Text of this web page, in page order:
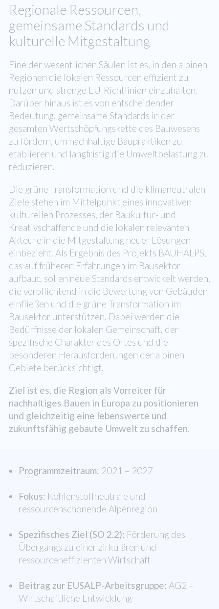
Regionale Ressourcen,
gemeinsame Standards und
kulturelle Mitgestaltung
Eine der wesentlichen Säulen ist es, in den alpinen
Regionen die lokalen Ressourcen effizient zu
nutzen und strenge EU-Richtlinien einzuhalten.
Darüber hinaus ist es von entscheidender
Bedeutung, gemeinsame Standards in der
gesamten Wertschöpfungskette des Bauwesens
zu fördern, um nachhaltige Baupraktiken zu
etablieren und langfristig die Umweltbelastung zu
reduzieren.
Die grüne Transformation und die klimaneutralen
Ziele stehen im Mittelpunkt eines innovativen
kulturellen Prozesses, der Baukultur- und
Kreativschaffende und die lokalen relevanten
Akteure in die Mitgestaltung neuer Lösungen
einbezieht. Als Ergebnis des Projekts BAUHALPS,
das auf früheren Erfahrungen im Bausektor
aufbaut, sollen neue Standards entwickelt werden,
die verpflichtend in die Bewertung von Gebäuden
einfließen und die grüne Transformation im
Bausektor unterstützen. Dabei werden die
Bedürfnisse der lokalen Gemeinschaft, der
spezifische Charakter des Ortes und die
besonderen Herausforderungen der alpinen
Gebiete berücksichtigt.
Ziel ist es, die Region als Vorreiter für
nachhaltiges Bauen in Europa zu positionieren
und gleichzeitig eine lebenswerte und
zukunftsfähig gebaute Umwelt zu schaffen.
Programmzeitraum: 2021 – 2027
Fokus: Kohlenstoffneutrale und
ressourcenschonende Alpenregion
Spezifisches Ziel (SO 2.2): Förderung des
Übergangs zu einer zirkulären und
ressourceneffizienten Wirtschaft
Beitrag zur EUSALP-Arbeitsgruppe: AG2 –
Wirtschaftliche Entwicklung